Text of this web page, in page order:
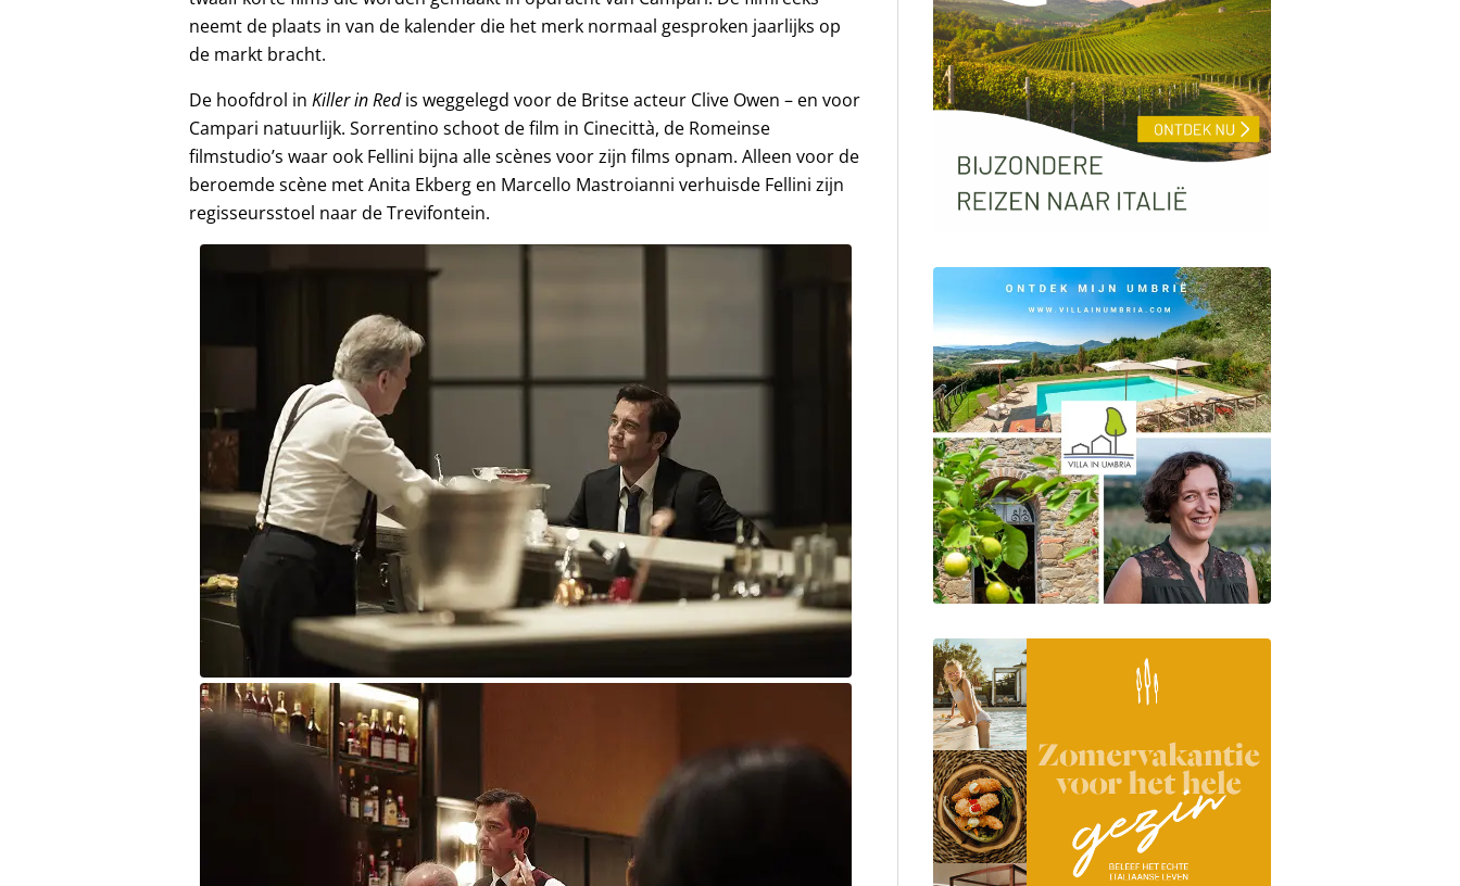
neemt de plaats in van de kalender die het merk normaal gesproken jaarlijks op
de markt bracht.
De hoofdrol inKiller in Redis weggelegd voor de Britse acteur Clive Owen – en voor
Campari natuurlijk. Sorrentino schoot de film in Cinecittà, de Romeinse
filmstudio’s waar ook Fellini bijna alle scènes voor zijn films opnam. Alleen voor de
beroemde scène met Anita Ekberg en Marcello Mastroianni verhuisde Fellini zijn
regisseursstoel naar de Trevifontein.